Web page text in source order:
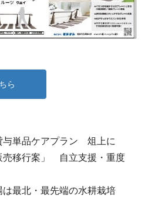
ら
単品ケアプラン 俎上に
売移行案」 自立支援・重度
最北・最先端の水耕栽培